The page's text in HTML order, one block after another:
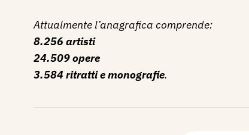
Attualmente l’anagrafica comprende:
8.256 artisti
24.509 opere
3.584 ritratti e monografie.